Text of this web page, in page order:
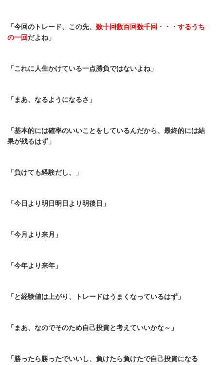
「今回のトレード、この先、 数十回数百回数千回・・・するうち
の一回だよね」
「これに人生かけている一点勝負ではないよね」
「まあ、なるようになるさ」
「基本的には確率のいいことをしているんだから、最終的には結
果が残るはず」
「負けても経験だし、」
「今日より明日明日より明後日」
「今月より来月」
「今年より来年」
「と経験値は上がり、トレードはうまくなっているはず」
「まあ、なのでそのため自己投資と考えていいかな～」
「勝ったら勝ったでいいし、負けたら負けたで自己投資になる